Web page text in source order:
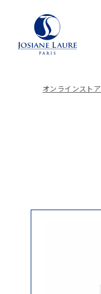
オンラインストア